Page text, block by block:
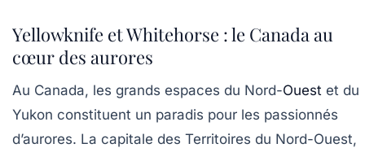
Yellowknife et Whitehorse : le Canada au
cœur des aurores
Au Canada, les grands espaces du Nord-Ouest et du
Yukon constituent un paradis pour les passionnés
d’aurores. La capitale des Territoires du Nord-Ouest,